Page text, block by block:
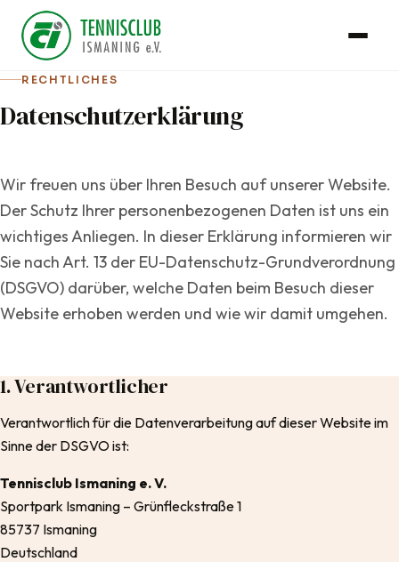
RECHTLICHES
Datenschutzerklärung
Wir freuen uns über Ihren Besuch auf unserer Website.
Der Schutz Ihrer personenbezogenen Daten ist uns ein
wichtiges Anliegen. In dieser Erklärung informieren wir
Sie nach Art. 13 der EU-Datenschutz-Grundverordnung
(DSGVO) darüber, welche Daten beim Besuch dieser
Website erhoben werden und wie wir damit umgehen.
1. Verantwortlicher
Verantwortlich für die Datenverarbeitung auf dieser Website im
Sinne der DSGVO ist:
Tennisclub Ismaning e. V.
Sportpark Ismaning – Grünfleckstraße 1
85737 Ismaning
Deutschland